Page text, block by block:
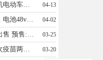
儿童挖掘机电动车:全新儿童挖掘机电动车处理、带灯光带遥控、手慢无、 预售:280元 电话15832910767 04-13
电动三轮车:出闲置大安三轮车，电池48v32a，我在邢台市区，棚子里带定制斗篷，能坐人，放下来就是斗，能拉东西。 预售:1650元 电话13903193159 04-02
自行车:捷安特山地车26寸21速出售 预售:380元 电话18131981579 03-25
雪纳瑞:出售40多天四条小公，两次疫苗两次驱虫。有意私聊 预售:面议元 电话17531967654 03-20